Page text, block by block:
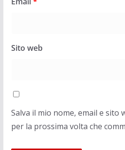
Sito web
Salva il mio nome, email e sito
per la prossima volta che